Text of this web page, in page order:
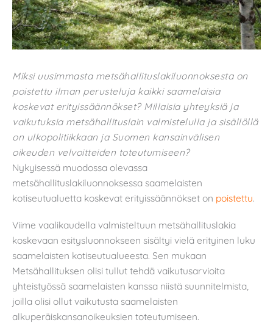
Miksi uusimmasta metsähallituslakiluonnoksesta on
poistettu ilman perusteluja kaikki saamelaisia
koskevat erityissäännökset? Millaisia yhteyksiä ja
vaikutuksia metsähallituslain valmistelulla ja sisällöllä
on ulkopolitiikkaan ja Suomen kansainvälisen
oikeuden velvoitteiden toteutumiseen?
Nykyisessä muodossa olevassa
metsähallituslakiluonnoksessa saamelaisten
kotiseutualuetta koskevat erityissäännökset on poistettu.
Viime vaalikaudella valmisteltuun metsähallituslakia
koskevaan esitysluonnokseen sisältyi vielä erityinen luku
saamelaisten kotiseutualueesta. Sen mukaan
Metsähallituksen olisi tullut tehdä vaikutusarvioita
yhteistyössä saamelaisten kanssa niistä suunnitelmista,
joilla olisi ollut vaikutusta saamelaisten
alkuperäiskansanoikeuksien toteutumiseen.